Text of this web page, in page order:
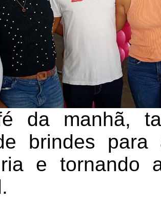
da manhã,
brindes para
e tornando